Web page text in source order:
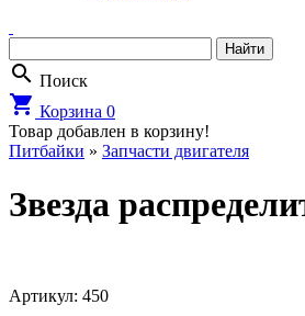
search Поиск
shopping_cart Корзина 0
Товар добавлен в корзину!
Питбайки » Запчасти двигателя
Звезда
Артикул: 450